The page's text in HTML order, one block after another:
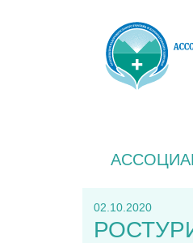
02.10.2020